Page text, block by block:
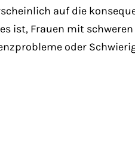
auf die
ist, Frauen mit
oder